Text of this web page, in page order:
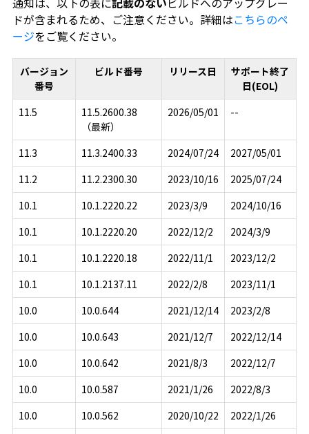
ドが含まれるため、ご注意ください。詳細はこちらのペ
ージをご覧ください。
バージョン
番号
ビルド番号 リリース日
サポート終了
日(EOL)
11.5
11.5.2600.38
（最新）
2026/05/01 --
11.3 11.3.2400.33 2024/07/24
2027/05/01
11.2
11.2.2300.30 2023/10/16
2025/07/24
10.1
10.1.2220.22 2023/3/9
2024/10/16
10.1
10.1.2220.20 2022/12/2
2024/3/9
10.1
10.1.2220.18 2022/11/1
2023/12/2
10.1
10.1.2137.11 2022/2/8
2023/11/1
10.0
10.0.644 2021/12/14
2023/2/8
10.0
10.0.643 2021/12/7
2022/12/14
10.0
10.0.642 2021/8/3
2022/12/7
10.0
10.0.587 2021/1/26
2022/8/3
10.0
10.0.562 2020/10/22
2022/1/26